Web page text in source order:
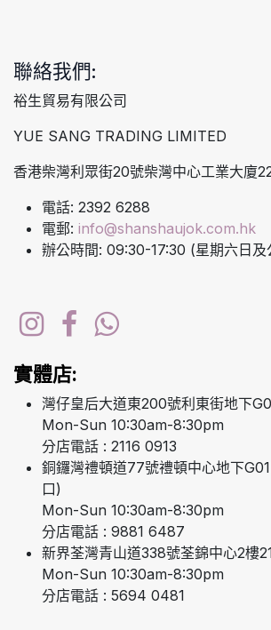
聯絡我們:
裕生貿易有限公司
YUE SANG TRADING LIMITED
香港柴灣利眾街20號柴灣中心工業大廈
電話: 2392 6288
電郵: info@shanshaujok.com.hk
辦公時間: 09:30-17:30 (星期六日及
實體店:
灣仔皇后大道東200號利東街地下
Mon-Sun 10:30am-8:30pm
分店電話 : 2116 0913
銅鑼灣禮頓道77號禮頓中心地下
口)
Mon-Sun 10:30am-8:30pm
分店電話 : 9881 6487
新界荃灣青山道338號荃錦中心2樓
Mon-Sun 10:30am-8:30pm
分店電話 : 5694 0481